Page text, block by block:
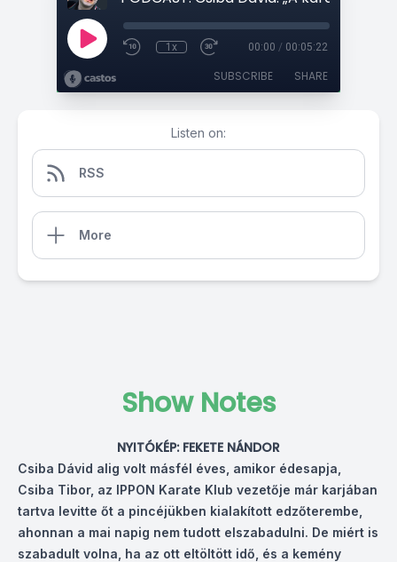
1x 00:00 / 00:05:22
SUBSCRIBE SHARE
Listen on:
RSS
More
Show Notes
NYITÓKÉP: FEKETE NÁNDOR
Csiba Dávid alig volt másfél éves, amikor édesapja,
Csiba Tibor, az IPPON Karate Klub vezetője már karjában
tartva levitte őt a pincéjükben kialakított edzőterembe,
ahonnan a mai napig nem tudott elszabadulni. De miért is
szabadult volna, ha az ott eltöltött idő, és a kemény